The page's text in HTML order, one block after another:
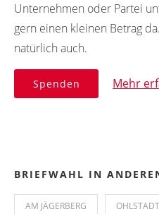
Unternehmen oder Partei
gern einen kleinen Betrag
natürlich auch.
Spenden Mehr
BRIEFWAHL IN
AM JÄGERBERG OHLSTADT